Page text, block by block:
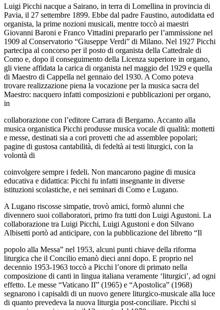
Luigi Picchi nacque a Sairano, in terra di Lomellina in provincia di
Pavia, il 27 settembre 1899. Ebbe dal padre Faustino, autodidatta ed
organista, la prime nozioni musicali, mentre toccò ai maestri
Giovanni Baroni e Franco Vittadini prepararlo per l’ammissione nel
1909 al Conservatorio “Giuseppe Verdi” di Milano. Nel 1927 Picchi
partecipa al concorso per il posto di organista della Cattedrale di
Como e, dopo il conseguimento della Licenza superiore in organo,
gli viene affidata la carica di organista nel maggio del 1929 e quella
di Maestro di Cappella nel gennaio del 1930. A Como poteva
trovare realizzazione piena la vocazione per la musica sacra del
Maestro: nacquero infatti composizioni e pubblicazioni per organo,
in
collaborazione con l’editore Carrara di Bergamo. Accanto alla
musica organistica Picchi produsse musica vocale di qualità: mottetti
e messe, destinati sia a cori provetti che ad assemblee popolari;
pagine di gustosa cantabilità, di fedeltà ai testi liturgici, con la
volontà di
coinvolgere sempre i fedeli. Non mancarono pagine di musica
educativa e didattica: Picchi fu infatti insegnante in diverse
istituzioni scolastiche, e nei seminari di Como e Lugano.
A Lugano riscosse simpatie, trovò amici, formò alunni che
divennero suoi collaboratori, primo fra tutti don Luigi Agustoni. La
collaborazione tra Luigi Picchi, Luigi Agustoni e don Silvano
Albisetti portò ad anticipare, con la pubblicazione del libretto “Il
popolo alla Messa” nel 1953, alcuni punti chiave della riforma
liturgica che il Concilio emanò dieci anni dopo. E proprio nel
decennio 1953-1963 toccò a Picchi l’onore di primato nella
composizione di canti in lingua italiana veramente ‘liturgici’, ad ogni
effetto. Le messe “Vaticano II” (1965) e “Apostolica” (1968)
segnarono i capisaldi di un nuovo genere liturgico-musicale alla luce
di quanto prevedeva la nuova liturgia post-conciliare. Picchi si